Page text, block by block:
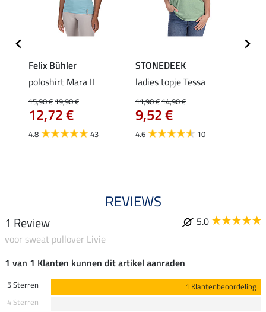
Felix Bühler
poloshirt Mara II
15,90 €19,90 €
12,72 €
4.8 43
STONEDEEK
ladies topje Tessa
11,90 €14,90 €
9,52 €
4.6 10
REVIEWS
1 Review
5.0
voor sweat pullover Livie
1 van 1 Klanten kunnen dit artikel aanraden
5 Sterren
1 Klantenbeoordeling
4 Sterren